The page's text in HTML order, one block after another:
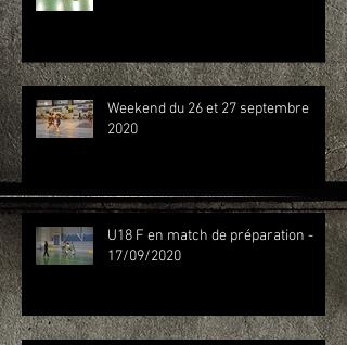
Weekend du 26 et 27 septembre
2020
U18 F en match de préparation -
17/09/2020